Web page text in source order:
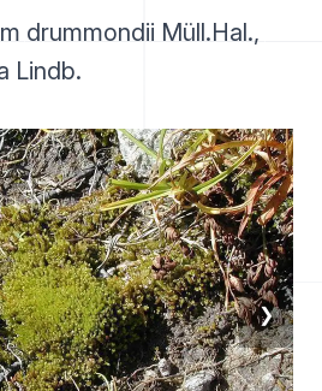
drummondii Müll.Hal.,
Lindb.
❯